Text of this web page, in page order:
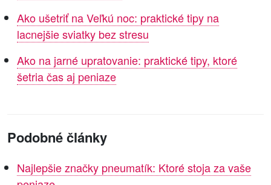
Ako ušetriť na Veľkú noc: praktické tipy na
lacnejšie sviatky bez stresu
Ako na jarné upratovanie: praktické tipy, ktoré
šetria čas aj peniaze
Podobné články
Najlepšie značky pneumatík: Ktoré stoja za vaše